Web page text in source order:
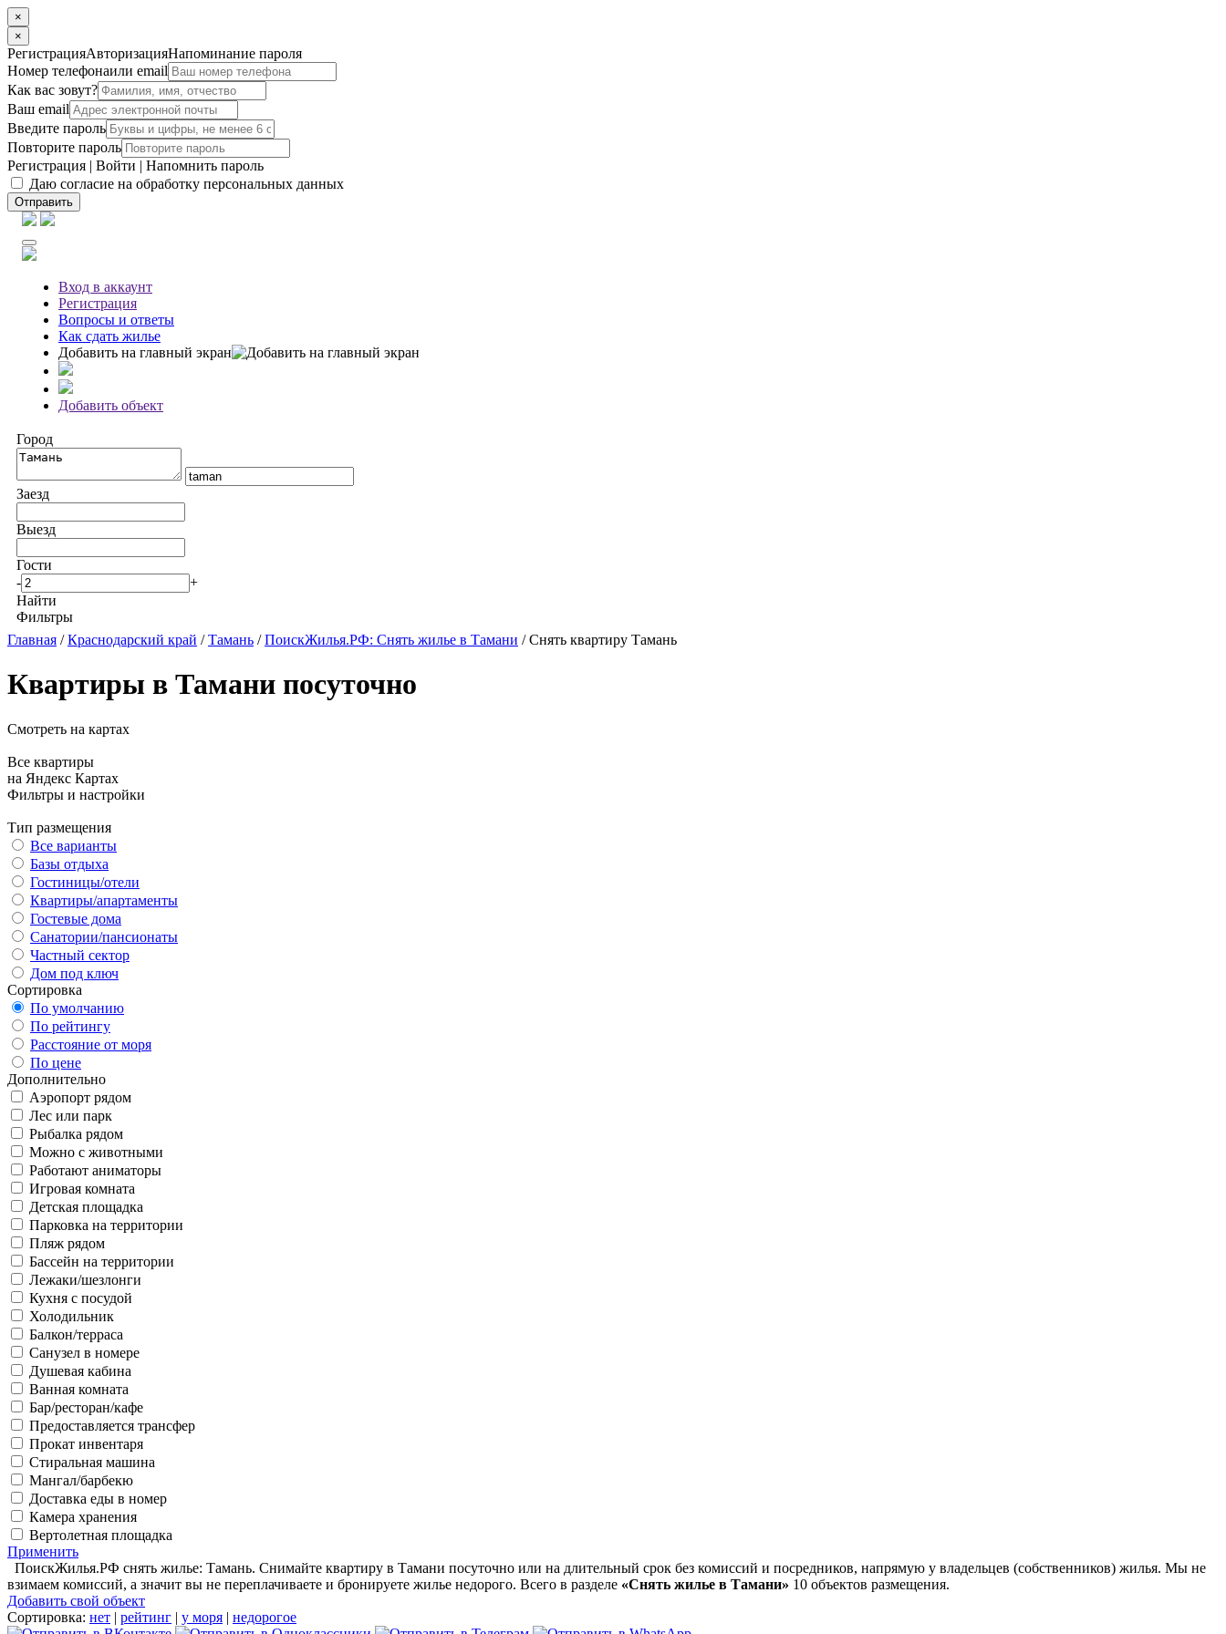
×
×
РегистрацияАвторизацияНапоминание пароля
Номер телефонаили email
Как вас зовут?
Ваш email
Введите пароль
Повторите пароль
Регистрация | Войти | Напомнить пароль
Даю согласие на обработку персональных данных
Отправить
Вход в аккаунт
Регистрация
Вопросы и ответы
Как сдать жилье
Добавить на главный экран
Добавить объект
Город
Заезд
Выезд
Гости
-
+
Найти
Фильтры
Главная /Краснодарский край /Тамань /ПоискЖилья.РФ: Снять жилье в Тамани / Снять квартиру Тамань
Квартиры в Тамани посуточно
Смотреть на картах
Все квартиры
на Яндекс Картах
Фильтры и настройки
Тип размещения
Все варианты
Базы отдыха
Гостиницы/отели
Квартиры/апартаменты
Гостевые дома
Санатории/пансионаты
Частный сектор
Дом под ключ
Сортировка
По умолчанию
По рейтингу
Расстояние от моря
По цене
Дополнительно
Аэропорт рядом
Лес или парк
Рыбалка рядом
Можно с животными
Работают аниматоры
Игровая комната
Детская площадка
Парковка на территории
Пляж рядом
Бассейн на территории
Лежаки/шезлонги
Кухня с посудой
Холодильник
Балкон/терраса
Санузел в номере
Душевая кабина
Ванная комната
Бар/ресторан/кафе
Предоставляется трансфер
Прокат инвентаря
Стиральная машина
Мангал/барбекю
Доставка еды в номер
Камера хранения
Вертолетная площадка
Применить
ПоискЖилья.РФ снять жилье: Тамань. Снимайте квартиру в Тамани посуточно или на длительный срок без комиссий и посредников, напрямую у владельцев (собственников) жилья. Мы не
взимаем комиссий, а значит вы не переплачиваете и бронируете жилье недорого. Всего в разделе «Снять жилье в Тамани» 10 объектов размещения.
Добавить свой объект
Сортировка: нет | рейтинг | у моря | недорогое